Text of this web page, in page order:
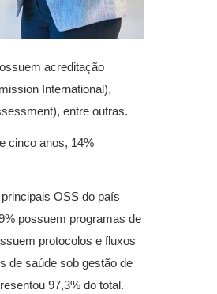
acreditação
International),
entre outras.
cinco anos, 14%
OSS do país
possuem programas de
protocolos e fluxos
de saúde sob gestão de
97,3% do total.